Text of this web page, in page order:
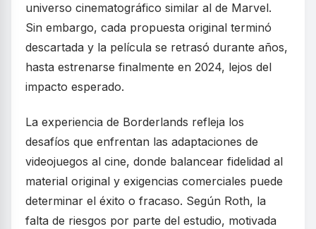
universo cinematográfico similar al de Marvel.
Sin embargo, cada propuesta original terminó
descartada y la película se retrasó durante años,
hasta estrenarse finalmente en 2024, lejos del
impacto esperado.
La experiencia de Borderlands refleja los
desafíos que enfrentan las adaptaciones de
videojuegos al cine, donde balancear fidelidad al
material original y exigencias comerciales puede
determinar el éxito o fracaso. Según Roth, la
falta de riesgos por parte del estudio, motivada